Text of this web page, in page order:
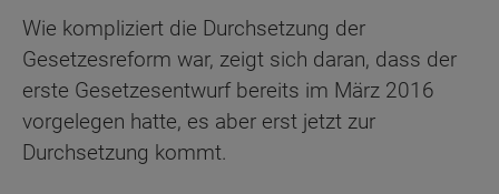
Wie kompliziert die Durchsetzung der
Gesetzesreform war, zeigt sich daran, dass der
erste Gesetzesentwurf bereits im März 2016
vorgelegen hatte, es aber erst jetzt zur
Durchsetzung kommt.